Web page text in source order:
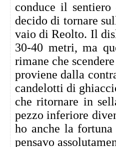
conduce il
decido di tornare
vaio di Reolto. Il
30-40 metri, ma
rimane che
proviene dalla
candelotti di
che ritornare in
pezzo inferiore
ho anche la
pensavo